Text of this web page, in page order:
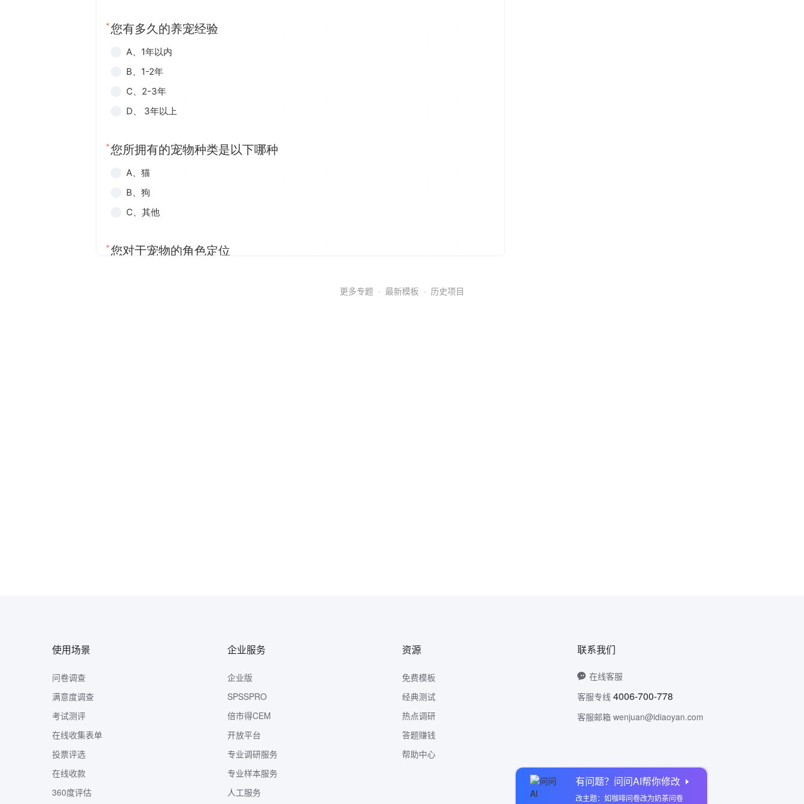
有问题？问问AI帮你修改
改主题：如咖啡问卷改为奶茶问卷
更多专题 · 最新模板 · 历史项目
使用场景
问卷调查
满意度调查
考试测评
在线收集表单
投票评选
在线收款
360度评估
企业服务
企业版
SPSSPRO
倍市得CEM
开放平台
专业调研服务
专业样本服务
人工服务
资源
免费模板
经典测试
热点调研
答题赚钱
帮助中心
联系我们
在线客服
客服专线 4006-700-778
客服邮箱 wenjuan@idiaoyan.com
问卷网公众号